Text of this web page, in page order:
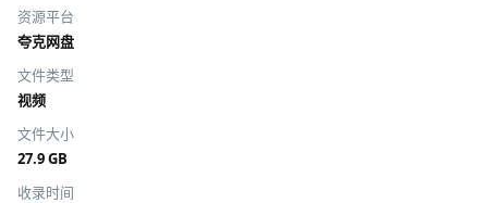
资源平台
夸克网盘
文件类型
视频
文件大小
27.9 GB
收录时间